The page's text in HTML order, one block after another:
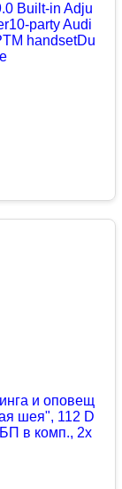
Built-in Adju
party Audi
handsetDu
и оповещ
шея", 112 D
в комп., 2x